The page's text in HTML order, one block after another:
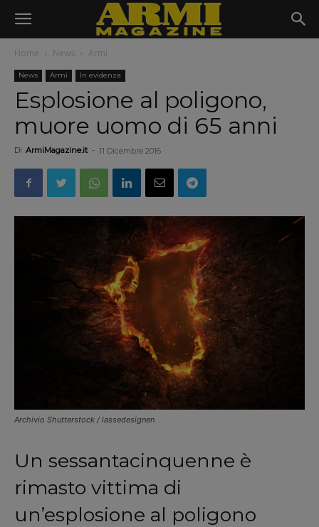
Home News Armi
News Armi In evidenza
Esplosione al poligono,
muore uomo di 65 anni
Di ArmiMagazine.it - 11 Dicembre 2016
Archivio Shutterstock / lassedesignen
Un sessantacinquenne è
rimasto vittima di
un’esplosione al poligono